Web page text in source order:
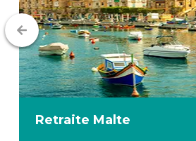
Retraite Malte